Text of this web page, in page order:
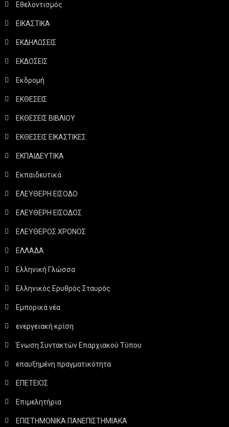
Εθελοντισμός
ΕΙΚΑΣΤΙΚΑ
ΕΚΔΗΛΩΣΕΙΣ
ΕΚΔΟΣΕΙΣ
Εκδρομή
ΕΚΘΕΣΕΙΣ
ΕΚΘΕΣΕΙΣ ΒΙΒΛΙΟΥ
ΕΚΘΕΣΕΙΣ ΕΙΚΑΣΤΙΚΕΣ
ΕΚΠΑΙΔΕΥΤΙΚΑ
Εκπαιδευτικά
ΕΛΕΥΘΕΡΗ ΕΙΣΟΔΟ
ΕΛΕΥΘΕΡΗ ΕΙΣΟΔΟΣ
ΕΛΕΥΘΕΡΟΣ ΧΡΟΝΟΣ
ΕΛΛΑΔΑ
Ελληνική Γλώσσα
Ελληνικός Ερυθρός Σταυρός
Εμπορικά νέα
ενεργειακή κρίση
Ένωση Συντακτών Επαρχιακού Τύπου
επαυξημένη πραγματικότητα
ΕΠΕΤΕΙΟΣ
Επιμελητήρια
ΕΠΙΣΤΗΜΟΝΙΚΑ ΠΑΝΕΠΙΣΤΗΜΙΑΚΑ